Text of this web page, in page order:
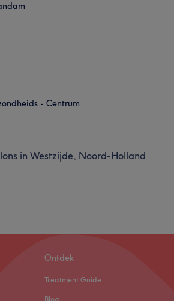
- Centrum
in Westzijde, Noord-Holland
Ontdek
Treatment Guide
Blog